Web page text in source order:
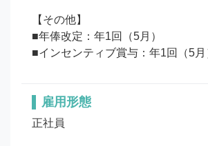
【その他】
■年俸改定：年1回（5月）
■インセンティブ賞与：年1回（5月
雇用形態
正社員